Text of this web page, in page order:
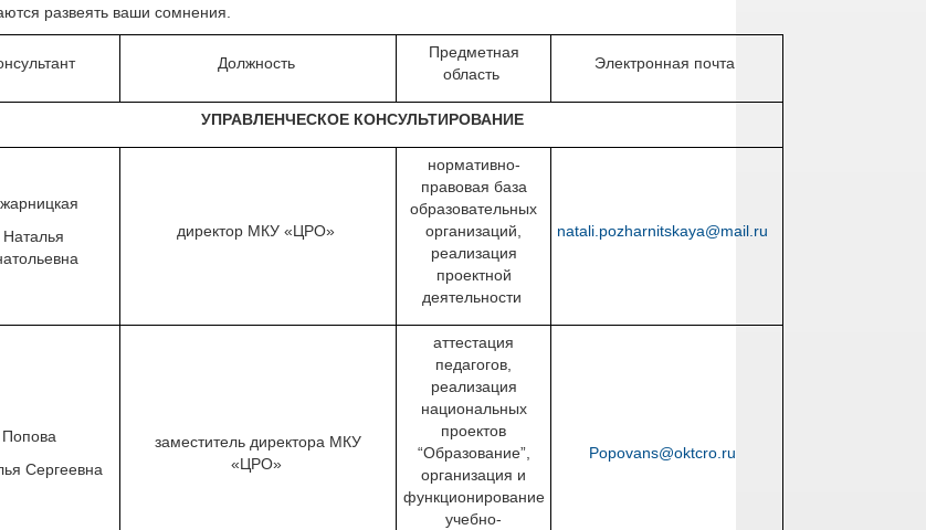
развеять ваши сомнения.
Должность
Предметная
область
Электронная почта
УПРАВЛЕНЧЕСКОЕ КОНСУЛЬТИРОВАНИЕ
Наталья
директор МКУ «ЦРО»
нормативно-
правовая база
образовательных
организаций,
реализация
проектной
деятельности
natali.pozharnitskaya@mail.ru
Попова
Сергеевна
заместитель директора МКУ
«ЦРО»
аттестация
педагогов,
реализация
национальных
проектов
“Образование”,
организация и
функционирование
учебно-
Popovans@oktcro.ru